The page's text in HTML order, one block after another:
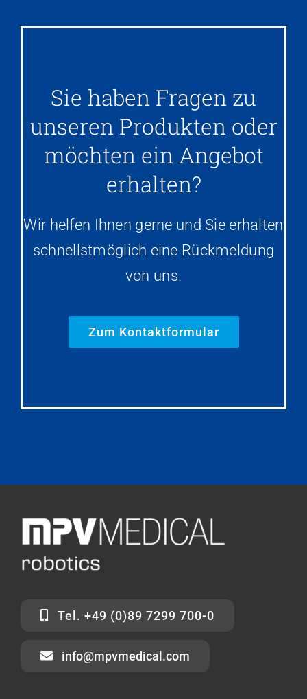
Sie haben Fragen zu
unseren Produkten oder
möchten ein Angebot
erhalten?
Wir helfen Ihnen gerne und Sie erhalten
schnellstmöglich eine Rückmeldung
von uns.
Zum Kontaktformular
Tel. +49 (0)89 7299 700-0
info@mpvmedical.com